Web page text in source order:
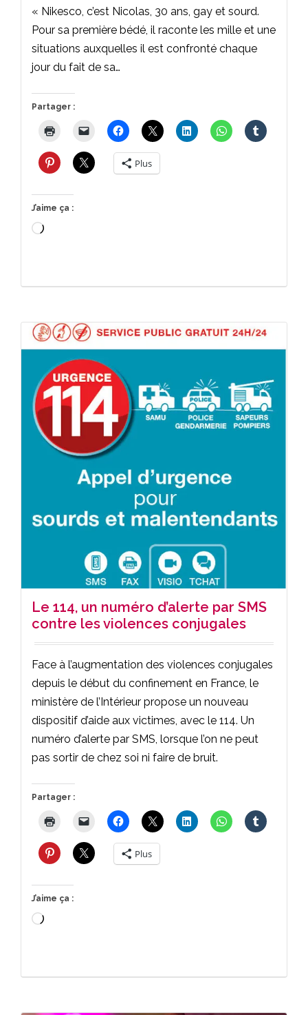
« Nikesco, c’est Nicolas, 30 ans, gay et sourd.
Pour sa première bédé, il raconte les mille et une
situations auxquelles il est confronté chaque
jour du fait de sa…
Partager :
Plus
J’aime ça :
Chargement…
Le 114, un numéro d’alerte par SMS
contre les violences conjugales
Face à l’augmentation des violences conjugales
depuis le début du confinement en France, le
ministère de l’Intérieur propose un nouveau
dispositif d’aide aux victimes, avec le 114. Un
numéro d’alerte par SMS, lorsque l’on ne peut
pas sortir de chez soi ni faire de bruit.
Partager :
Plus
J’aime ça :
Chargement…